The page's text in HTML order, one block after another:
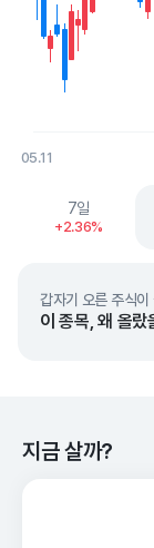
05.11
End of interactive
7일
+2.36%
갑자기 오른 주식이
이 종목, 왜 올랐
지금 살까?